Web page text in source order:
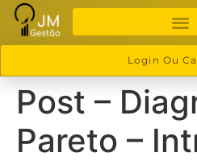
Login Ou
Post –
Pareto –